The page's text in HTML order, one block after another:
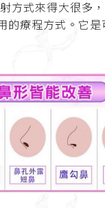
方式來得大很多
的療程方式。它